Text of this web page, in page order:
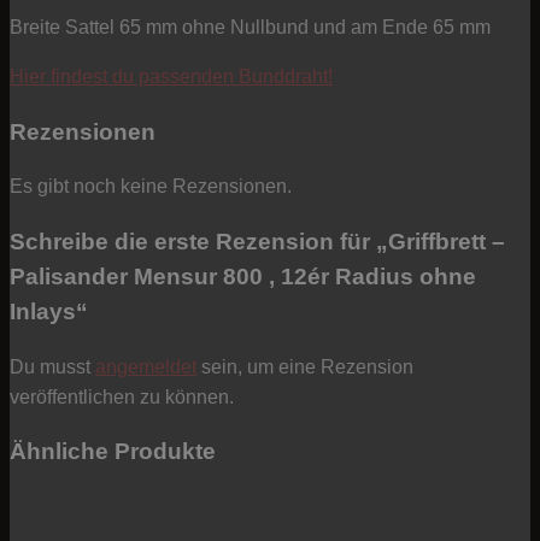
Breite Sattel 65 mm ohne Nullbund und am Ende 65 mm
Hier findest du passenden Bunddraht!
Rezensionen
Es gibt noch keine Rezensionen.
Schreibe die erste Rezension für „Griffbrett –
Palisander Mensur 800 , 12ér Radius ohne
Inlays“
Du musst angemeldet sein, um eine Rezension
veröffentlichen zu können.
Ähnliche Produkte